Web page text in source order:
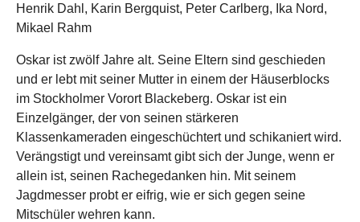
Henrik Dahl, Karin Bergquist, Peter Carlberg, Ika Nord,
Mikael Rahm
Oskar ist zwölf Jahre alt. Seine Eltern sind geschieden
und er lebt mit seiner Mutter in einem der Häuserblocks
im Stockholmer Vorort Blackeberg. Oskar ist ein
Einzelgänger, der von seinen stärkeren
Klassenkameraden eingeschüchtert und schikaniert wird.
Verängstigt und vereinsamt gibt sich der Junge, wenn er
allein ist, seinen Rachegedanken hin. Mit seinem
Jagdmesser probt er eifrig, wie er sich gegen seine
Mitschüler wehren kann.